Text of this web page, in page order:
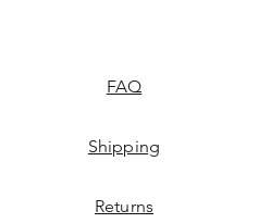
FAQ
Shipping
Returns